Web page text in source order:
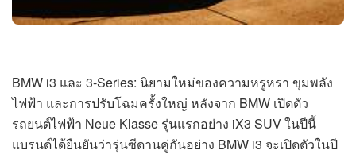
BMW i3 และ 3-Series: นิยามใหม่ของความหรูหรา ขุมพลัง
ไฟฟ้า และการปรับโฉมครั้งใหญ่ หลังจาก BMW เปิดตัว
รถยนต์ไฟฟ้า Neue Klasse รุ่นแรกอย่าง iX3 SUV ในปีนี้
แบรนด์ได้ยืนยันว่ารุ่นซีดานคู่กันอย่าง BMW i3 จะเปิดตัวในปี